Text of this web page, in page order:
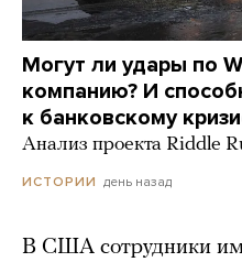
Могут ли удары по
компанию? И
к банковскому
Анализ проекта Riddle
ИСТОРИИ день назад
В США сотрудники